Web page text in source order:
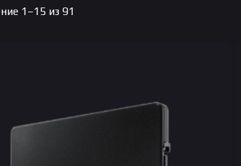
1–15 из 91